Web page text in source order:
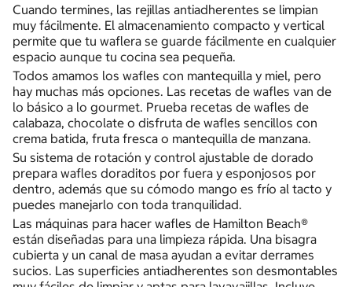
Cuando termines, las rejillas antiadherentes se limpian
muy fácilmente. El almacenamiento compacto y vertical
permite que tu waflera se guarde fácilmente en cualquier
espacio aunque tu cocina sea pequeña.
Todos amamos los wafles con mantequilla y miel, pero
hay muchas más opciones. Las recetas de wafles van de
lo básico a lo gourmet. Prueba recetas de wafles de
calabaza, chocolate o disfruta de wafles sencillos con
crema batida, fruta fresca o mantequilla de manzana.
Su sistema de rotación y control ajustable de dorado
prepara wafles doraditos por fuera y esponjosos por
dentro, además que su cómodo mango es frío al tacto y
puedes manejarlo con toda tranquilidad.
Las máquinas para hacer wafles de Hamilton Beach®
están diseñadas para una limpieza rápida. Una bisagra
cubierta y un canal de masa ayudan a evitar derrames
sucios. Las superficies antiadherentes son desmontables